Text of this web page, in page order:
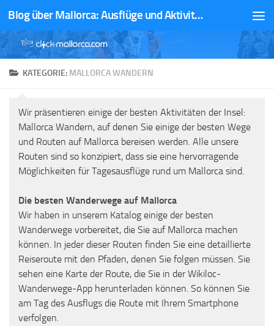
Zum Inhalt springen Blog über Mallorca: Ausflüge und Aktivitäten
KATEGORIE: MALLORCA WANDERN
Wir präsentieren einige der besten Aktivitäten der Insel:
Mallorca Wandern, auf denen Sie einige der besten Wege
und Routen auf Mallorca bereisen werden. Alle unsere
Routen sind so konzipiert, dass sie eine hervorragende
Möglichkeiten für Tagesausflüge rund um Mallorca sind.
Die besten Wanderwege auf Mallorca
Wir haben in unserem Katalog einige der besten
Wanderwege vorbereitet, die Sie auf Mallorca machen
können. In jeder dieser Routen finden Sie eine detaillierte
Reiseroute mit den Pfaden, denen Sie folgen müssen. Sie
sehen eine Karte der Route, die Sie in der Wikiloc-
Wanderwege-App herunterladen können. So können Sie
am Tag des Ausflugs die Route mit Ihrem Smartphone
verfolgen.